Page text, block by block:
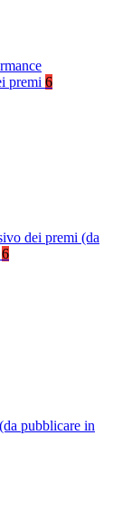
premi 6
dei premi (da
6
pubblicare in